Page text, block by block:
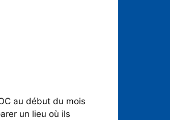
au début du mois
un lieu où ils